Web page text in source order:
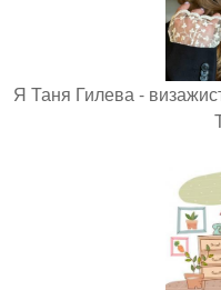
Я Таня Гилева -